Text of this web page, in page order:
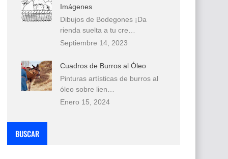
Imágenes
Dibujos de Bodegones ¡Da
rienda suelta a tu cre…
Septiembre 14, 2023
Cuadros de Burros al Óleo
Pinturas artísticas de burros al
óleo sobre lien…
Enero 15, 2024
BUSCAR